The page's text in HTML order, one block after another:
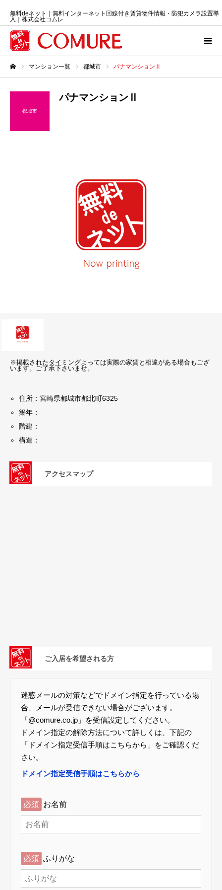
無料deネット｜無料インターネット回線付き賃貸物件情報・防犯カメラ設置導
入｜株式会社コムレ
マンション一覧 都城市 パナマンションⅡ
都城市
パナマンションⅡ
※掲載されたタイミングよっては実際の家賃と相違がある場合もござ
います。ご了承下さいませ。
住所：宮崎県都城市都北町6325
築年：
階建：
構造：
アクセスマップ
ご入居を希望される方
迷惑メールの対策などでドメイン指定を行っている場
合、メールが受信できない場合がございます。
「@comure.co.jp」を受信設定してください。
ドメイン指定の解除方法について詳しくは、下記の
「ドメイン指定受信手順はこちらから」をご確認くだ
さい。
ドメイン指定受信手順はこちらから
必須 お名前
必須 ふりがな